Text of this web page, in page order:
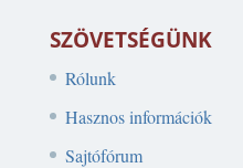
SZÖVETSÉGÜNK
Rólunk
Hasznos információk
Sajtófórum